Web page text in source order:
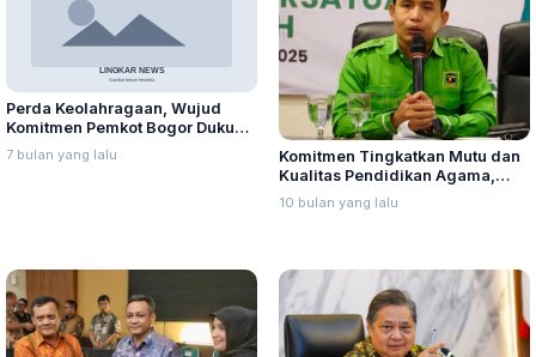
Perda Keolahragaan, Wujud
Komitmen Pemkot Bogor Dukung
Atlet Raih Prestasi
7 bulan yang lalu
Komitmen Tingkatkan Mutu dan
Kualitas Pendidikan Agama,
Fraksi PPP Jateng Dorong
Kenaikan Insentif Guru Madin
10 bulan yang lalu